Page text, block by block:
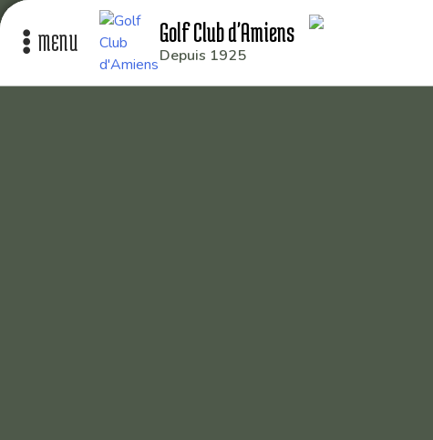
Golf Club d'Amiens
Depuis 1925
Le Club